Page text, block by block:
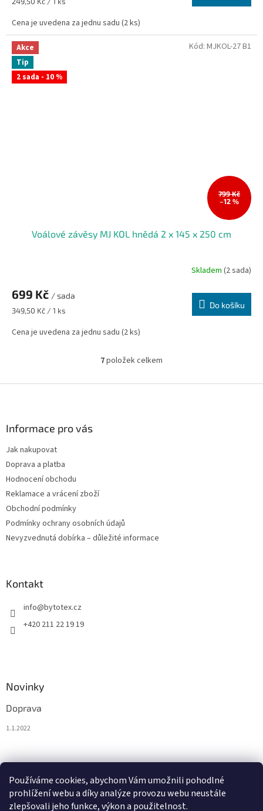
Používáme cookies, abychom Vám umožnili pohodlné
prohlížení webu a díky analýze provozu webu neustále
zlepšovali jeho funkce, výkon a použitelnost.
Cena je uvedena za jednu sadu (2 ks)
Akce
Tip
2 sada - 10 %
799 Kč
–12 %
Voálové závěsy MJ KOL hnědá 2 x 145 x 250 cm
Skladem (2 sada)
699 Kč / sada
Měrná
349,50 Kč / 1 ks
Do košíku
Cena je uvedena za jednu sadu (2 ks)
Kód: MJKOL-27 B1
O
l
p
i
7položek celkem
Informace pro vás
Jak nakupovat
Doprava a platba
Hodnocení obchodu
Reklamace a vrácení zboží
Obchodní podmínky
Podmínky ochrany osobních údajů
Nevyzvednutá dobírka – důležité informace
Kontakt
info@bytotex.cz
+420 211 22 19 19
Novinky
Doprava
1.1.2022
Nákupní košík
0KS /0 KČ